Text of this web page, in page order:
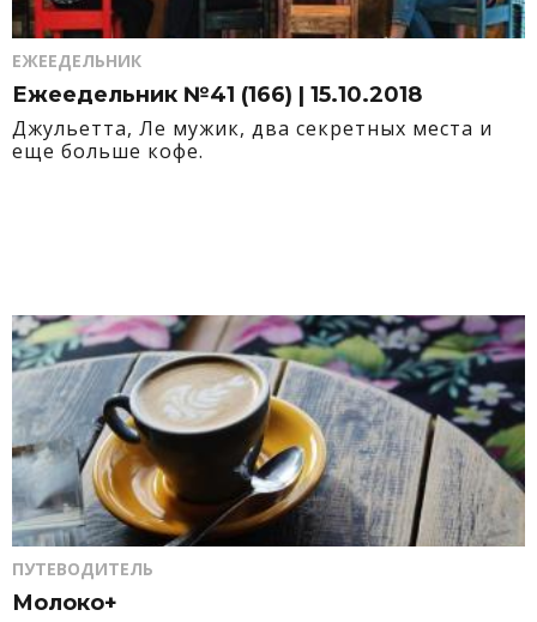
ЕЖЕЕДЕЛЬНИК
Ежеедельник №41 (166) | 15.10.2018
Джульетта, Ле мужик, два секретных места и
еще больше кофе.
ПУТЕВОДИТЕЛЬ
Молоко+